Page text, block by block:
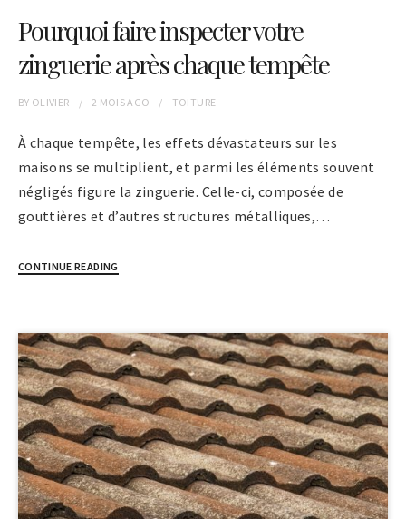
Pourquoi faire inspecter votre
zinguerie après chaque tempête
BY OLIVIER 2 MOISAGO TOITURE
À chaque tempête, les effets dévastateurs sur les
maisons se multiplient, et parmi les éléments souvent
négligés figure la zinguerie. Celle-ci, composée de
gouttières et d’autres structures métalliques,…
CONTINUE READING